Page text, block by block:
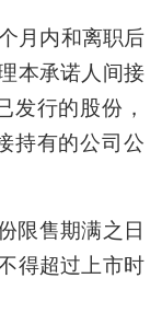
月内和离职后
本承诺人间接
发行的股份，
持有的公司公
限售期满之日
得超过上市时